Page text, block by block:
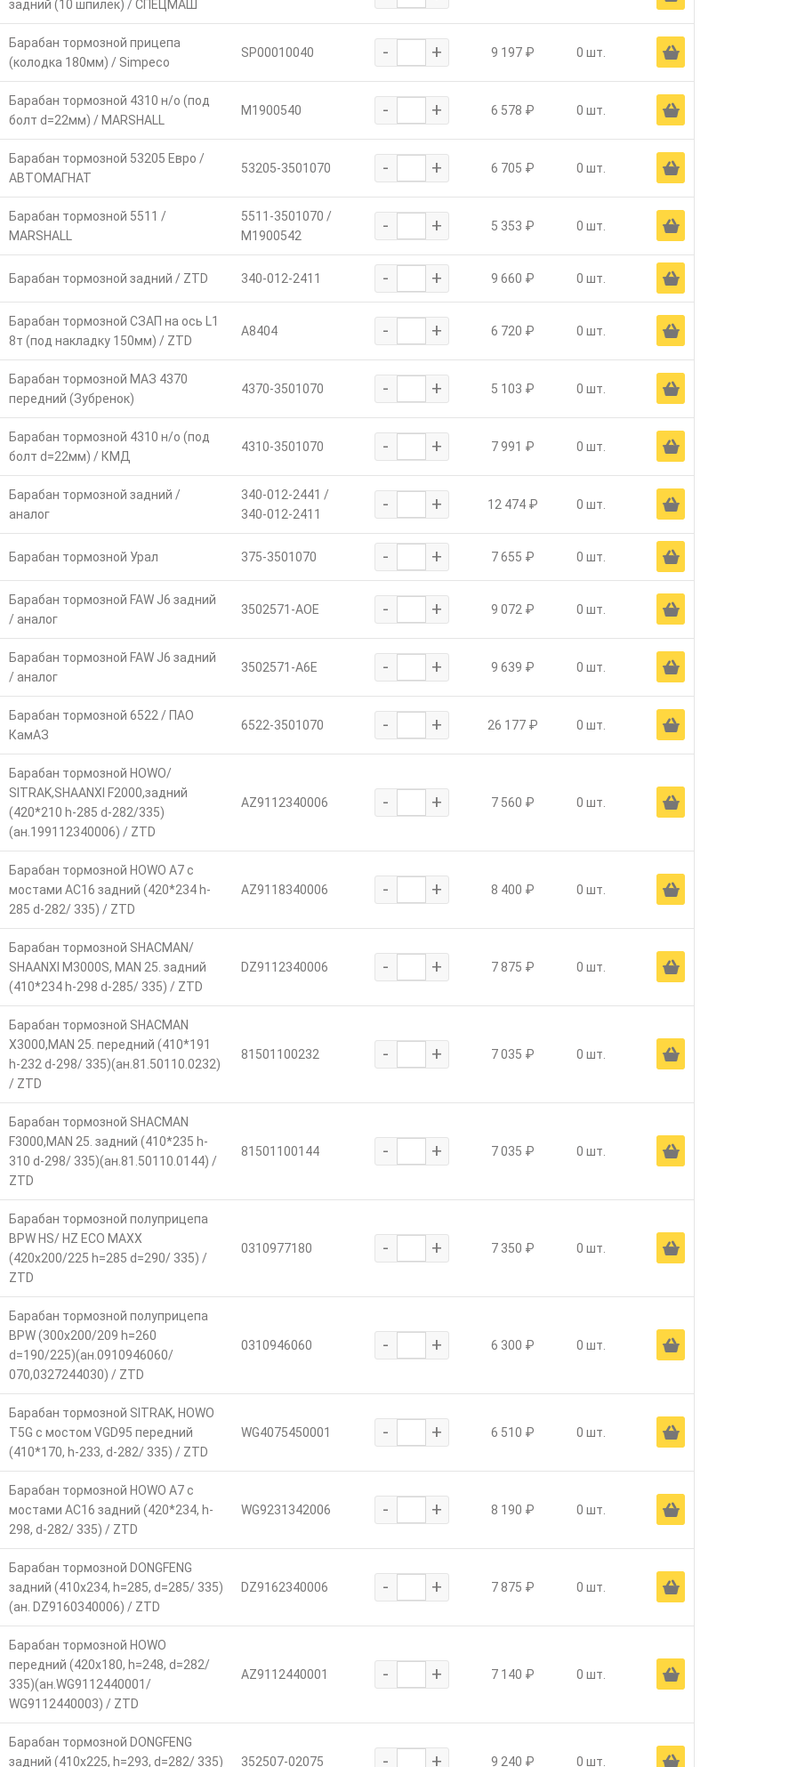
задний (10 шпилек) / СПЕЦМАШ
Барабан тормозной прицепа
(колодка 180мм) / Simpeco
SP00010040 - + 9 197 ₽ 0 шт. Ä
Барабан тормозной 4310 н/о (под
болт d=22мм) / MARSHALL
M1900540 - + 6 578 ₽ 0 шт. Ä
Барабан тормозной 53205 Евро /
АВТОМАГНАТ
53205-3501070 - + 6 705 ₽ 0 шт. Ä
Барабан тормозной 5511 /
MARSHALL
5511-3501070 /
M1900542
- + 5 353 ₽ 0 шт. Ä
Барабан тормозной задний / ZTD 340-012-2411 - + 9 660 ₽ 0 шт. Ä
Барабан тормозной СЗАП на ось L1
8т (под накладку 150мм) / ZTD
А8404 - + 6 720 ₽ 0 шт. Ä
Барабан тормозной МАЗ 4370
передний (Зубренок)
4370-3501070 - + 5 103 ₽ 0 шт. Ä
Барабан тормозной 4310 н/о (под
болт d=22мм) / КМД
4310-3501070 - + 7 991 ₽ 0 шт. Ä
Барабан тормозной задний /
аналог
340-012-2441 /
340-012-2411
- + 12 474 ₽ 0 шт. Ä
Барабан тормозной Урал 375-3501070 - + 7 655 ₽ 0 шт. Ä
Барабан тормозной FAW J6 задний
/ аналог
3502571-AOE - + 9 072 ₽ 0 шт. Ä
Барабан тормозной FAW J6 задний
/ аналог
3502571-A6E - + 9 639 ₽ 0 шт. Ä
Барабан тормозной 6522 / ПАО
КамАЗ
6522-3501070 - + 26 177 ₽ 0 шт. Ä
Барабан тормозной HOWO/
SITRAK,SHAANXI F2000,задний
(420*210 h-285 d-282/335)
(ан.199112340006) / ZTD
AZ9112340006 - + 7 560 ₽ 0 шт. Ä
Барабан тормозной HOWO A7 с
мостами AC16 задний (420*234 h-
285 d-282/ 335) / ZTD
AZ9118340006 - + 8 400 ₽ 0 шт. Ä
Барабан тормозной SHACMAN/
SHAANXI M3000S, MAN 25. задний
(410*234 h-298 d-285/ 335) / ZTD
DZ9112340006 - + 7 875 ₽ 0 шт. Ä
Барабан тормозной SHACMAN
Х3000,MAN 25. передний (410*191
h-232 d-298/ 335)(ан.81.50110.0232)
/ ZTD
81501100232 - + 7 035 ₽ 0 шт. Ä
Барабан тормозной SHACMAN
F3000,MAN 25. задний (410*235 h-
310 d-298/ 335)(ан.81.50110.0144) /
ZTD
81501100144 - + 7 035 ₽ 0 шт. Ä
Барабан тормозной полуприцепа
BPW HS/ HZ ECO MAXX
(420х200/225 h=285 d=290/ 335) /
ZTD
0310977180 - + 7 350 ₽ 0 шт. Ä
Барабан тормозной полуприцепа
BPW (300x200/209 h=260
d=190/225)(ан.0910946060/
070,0327244030) / ZTD
0310946060 - + 6 300 ₽ 0 шт. Ä
Барабан тормозной SITRAK, HOWO
T5G с мостом VGD95 передний
(410*170, h-233, d-282/ 335) / ZTD
WG4075450001 - + 6 510 ₽ 0 шт. Ä
Барабан тормозной HOWO A7 с
мостами AC16 задний (420*234, h-
298, d-282/ 335) / ZTD
WG9231342006 - + 8 190 ₽ 0 шт. Ä
Барабан тормозной DONGFENG
задний (410x234, h=285, d=285/ 335)
(ан. DZ9160340006) / ZTD
DZ9162340006 - + 7 875 ₽ 0 шт. Ä
Барабан тормозной HOWO
передний (420x180, h=248, d=282/
335)(ан.WG9112440001/
WG9112440003) / ZTD
AZ9112440001 - + 7 140 ₽ 0 шт. Ä
Барабан тормозной DONGFENG
задний (410x225, h=293, d=282/ 335)
352507-02075 - + 9 240 ₽ 0 шт. Ä